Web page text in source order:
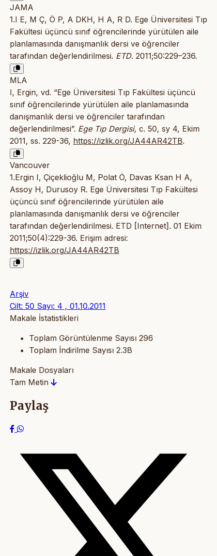
JAMA
1.I E, M Ç, Ö P, A DKH, H A, R D. Ege Üniversitesi Tıp
Fakültesi üçüncü sınıf öğrencilerinde yürütülen aile
planlamasında danışmanlık dersi ve öğrenciler
tarafından değerlendirilmesi. ETD. 2011;50:229–236.
MLA
I, Ergin, vd. “Ege Üniversitesi Tıp Fakültesi üçüncü
sınıf öğrencilerinde yürütülen aile planlamasında
danışmanlık dersi ve öğrenciler tarafından
değerlendirilmesi”. Ege Tıp Dergisi, c. 50, sy 4, Ekim
2011, ss. 229-36, https://izlik.org/JA44AR42TB.
Vancouver
1.Ergin I, Çiçeklioğlu M, Polat Ö, Davas Ksan H A,
Assoy H, Durusoy R. Ege Üniversitesi Tıp Fakültesi
üçüncü sınıf öğrencilerinde yürütülen aile
planlamasında danışmanlık dersi ve öğrenciler
tarafından değerlendirilmesi. ETD [Internet]. 01 Ekim
2011;50(4):229-36. Erişim adresi:
https://izlik.org/JA44AR42TB
Arşiv
Cilt: 50 Sayı: 4 , 01.10.2011
Makale İstatistikleri
Toplam Görüntülenme Sayısı 296
Toplam İndirilme Sayısı 2.3B
Makale Dosyaları
Tam Metin
Paylaş